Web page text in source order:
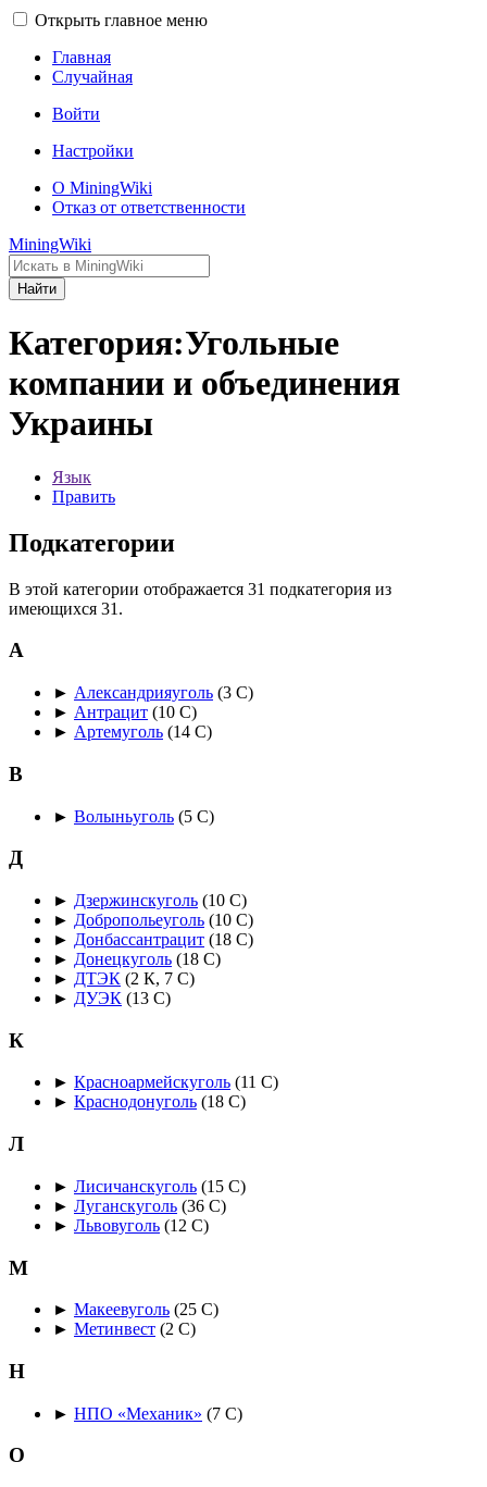
Открыть главное меню
Главная
Случайная
Войти
Настройки
О MiningWiki
Отказ от ответственности
MiningWiki
Найти
Категория:Угольные
компании и объединения
Украины
Язык
Править
Подкатегории
В этой категории отображается 31 подкатегория из
имеющихся 31.
А
► Александрияуголь (3 С)
► Антрацит (10 С)
► Артемуголь (14 С)
В
► Волыньуголь (5 С)
Д
► Дзержинскуголь (10 С)
► Добропольеуголь (10 С)
► Донбассантрацит (18 С)
► Донецкуголь (18 С)
► ДТЭК (2 К, 7 С)
► ДУЭК (13 С)
К
► Красноармейскуголь (11 С)
► Краснодонуголь (18 С)
Л
► Лисичанскуголь (15 С)
► Луганскуголь (36 С)
► Львовуголь (12 С)
М
► Макеевуголь (25 С)
► Метинвест (2 С)
Н
► НПО «Механик» (7 С)
О